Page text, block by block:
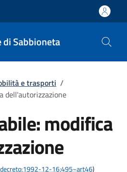
di Sabbioneta
e trasporti /
dell'autorizzazione
modifica
12-16;495~art46)